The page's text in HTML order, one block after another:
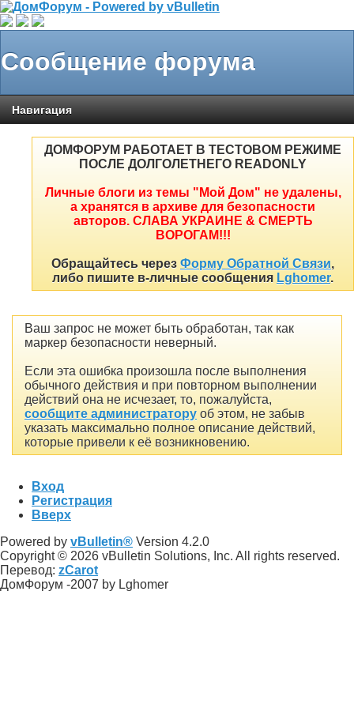
Сообщение форума
Навигация
ДОМФОРУМ РАБОТАЕТ В ТЕСТОВОМ РЕЖИМЕ
ПОСЛЕ ДОЛГОЛЕТНЕГО READONLY
Личные блоги из темы "Мой Дом" не удалены,
а хранятся в архиве для безопасности
авторов. СЛАВА УКРАИНЕ & СМЕРТЬ
ВОРОГАМ!!!
Обращайтесь через Форму Обратной Связи,
либо пишите в-личные сообщения Lghomer.
Ваш запрос не может быть обработан, так как
маркер безопасности неверный.
Если эта ошибка произошла после выполнения
обычного действия и при повторном выполнении
действий она не исчезает, то, пожалуйста,
сообщите администратору об этом, не забыв
указать максимально полное описание действий,
которые привели к её возникновению.
Вход
Регистрация
Вверх
Powered by vBulletin® Version 4.2.0
Copyright © 2026 vBulletin Solutions, Inc. All rights reserved.
Перевод: zCarot
ДомФорум -2007 by Lghomer